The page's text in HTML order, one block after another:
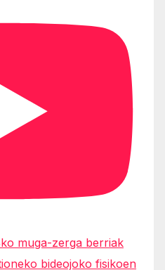
muga-zerga berriak
bideojoko fisikoen